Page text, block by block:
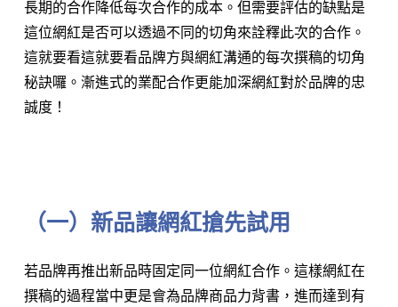
長期的合作降低每次合作的成本。但需要評估的缺點是
這位網紅是否可以透過不同的切角來詮釋此次的合作。
這就要看這就要看品牌方與網紅溝通的每次撰稿的切角
秘訣囉。漸進式的業配合作更能加深網紅對於品牌的忠
誠度！
（一）新品讓網紅搶先試用
若品牌再推出新品時固定同一位網紅合作。這樣網紅在
撰稿的過程當中更是會為品牌商品力背書，進而達到有